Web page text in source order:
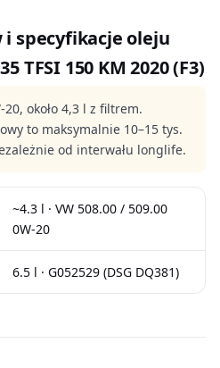
i specyfikacje oleju
TFSI 150 KM 2020 (F3)
20, około 4,3 l z filtrem.
to maksymalnie 10–15 tys.
od interwału longlife.
~4.3 l · VW 508.00 / 509.00
0W-20
6.5 l · G052529 (DSG DQ381)